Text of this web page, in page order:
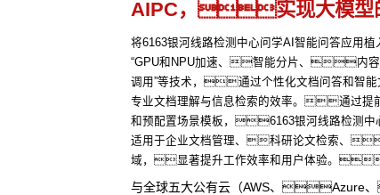
AIPC，实现大模型
将6163银河线路检测中心问学AI智能问答应
“GPU和NPU加速、智能分片、内
调用”等技术，通过个性化文档问答和智
专业文档理解与信息检索的效率。通过提
和预配置场景模板，6163银河线路检测中
适用于企业文档管理、科研论文检索、
域，显著提升工作效率和用户体验。
与全球五大公有云（AWS、Azure